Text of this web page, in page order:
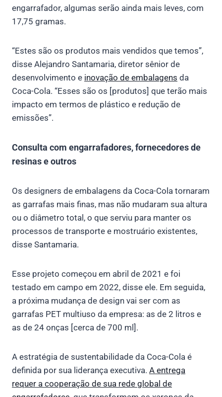
engarrafador, algumas serão ainda mais leves, com
17,75 gramas.
“Estes são os produtos mais vendidos que temos”,
disse Alejandro Santamaria, diretor sênior de
desenvolvimento e inovação de embalagens da
Coca-Cola. “Esses são os [produtos] que terão mais
impacto em termos de plástico e redução de
emissões”.
Consulta com engarrafadores, fornecedores de
resinas e outros
Os designers de embalagens da Coca-Cola tornaram
as garrafas mais finas, mas não mudaram sua altura
ou o diâmetro total, o que serviu para manter os
processos de transporte e mostruário existentes,
disse Santamaria.
Esse projeto começou em abril de 2021 e foi
testado em campo em 2022, disse ele. Em seguida,
a próxima mudança de design vai ser com as
garrafas PET multiuso da empresa: as de 2 litros e
as de 24 onças [cerca de 700 ml].
A estratégia de sustentabilidade da Coca-Cola é
definida por sua liderança executiva. A entrega
requer a cooperação de sua rede global de